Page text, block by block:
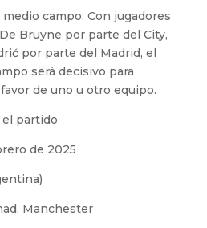
campo: Con jugadores
Bruyne por parte del City,
por parte del Madrid, el
será decisivo para
de uno u otro equipo.
el partido
de 2025
Manchester